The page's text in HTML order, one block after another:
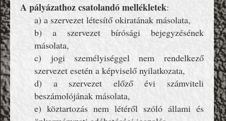
A pályázathoz csatolandó mellékletek:
a) a szervezet létesítő okiratának másolata,
b) a szervezet bírósági bejegyzésének
másolata,
c) jogi személyiséggel nem rendelkező
szervezet esetén a képviselő nyilatkozata,
d) a szervezet előző évi számviteli
beszámolójának másolata,
e) köztartozás nem létéről szóló állami és